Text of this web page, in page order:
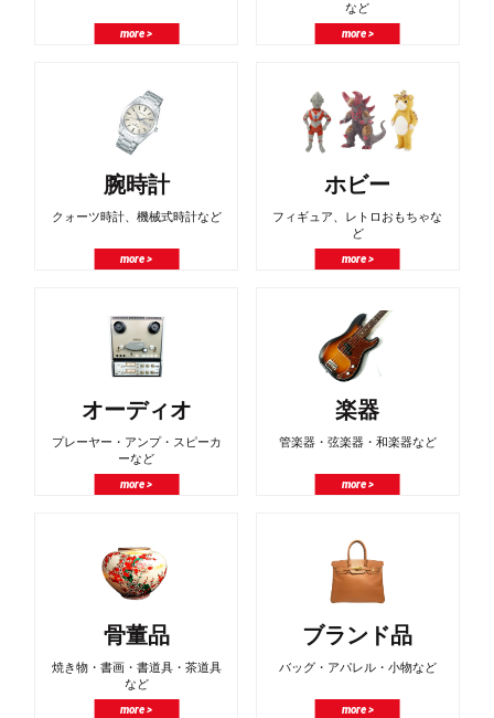
more >
など
more >
腕時計
クォーツ時計、機械式時計など
more >
ホビー
フィギュア、レトロおもちゃな
ど
more >
オーディオ
プレーヤー・アンプ・スピーカ
ーなど
more >
楽器
管楽器・弦楽器・和楽器など
more >
骨董品
焼き物・書画・書道具・茶道具
など
more >
ブランド品
バッグ・アパレル・小物など
more >